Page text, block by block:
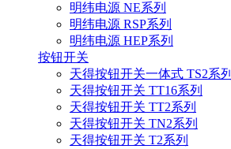
明纬电源 NE系列
明纬电源 RSP系列
明纬电源 HEP系列
按钮开关
天得按钮开关一体式 TS2系列
天得按钮开关 TT16系列
天得按钮开关 TT2系列
天得按钮开关 TN2系列
天得按钮开关 T2系列